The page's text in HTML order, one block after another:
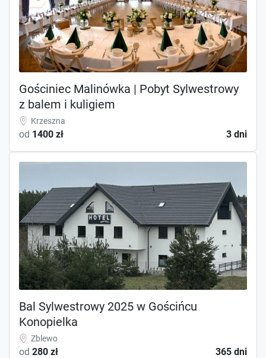
Gościniec Malinówka | Pobyt Sylwestrowy
z balem i kuligiem
Krzeszna
od 1400 zł 3 dni
Bal Sylwestrowy 2025 w Gościńcu
Konopielka
Zblewo
od 280 zł 365 dni